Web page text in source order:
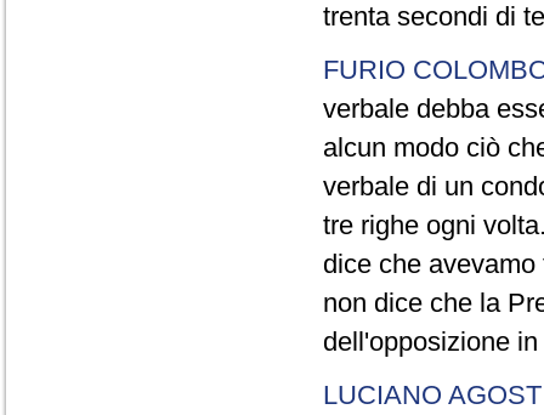
trenta secondi di
FURIO
verbale debba
alcun modo ciò
verbale di un
tre righe ogni
dice che
non dice che la
dell'opposizione
LUCIANO